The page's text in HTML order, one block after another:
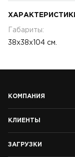
Габариты:
38x38x104 см.
КОМПАНИЯ
КЛИЕНТЫ
ЗАГРУЗКИ